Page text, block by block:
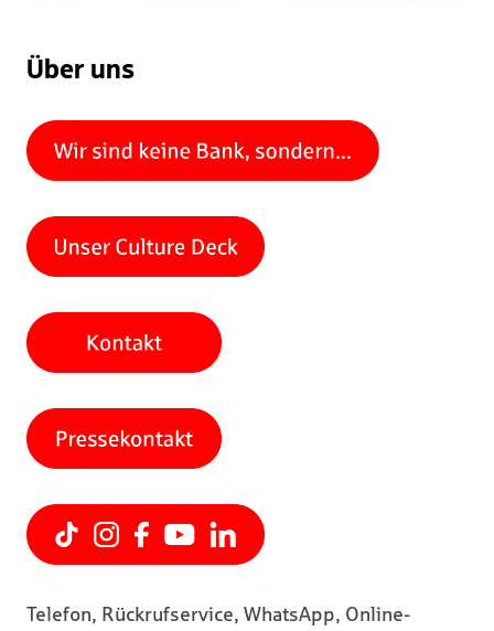
Über uns
Telefon, Rückrufservice, WhatsApp, Online-